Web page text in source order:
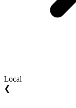
Local
❮